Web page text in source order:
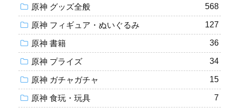
原神 グッズ全般 568
原神 フィギュア・ぬいぐるみ 127
原神 書籍 36
原神 プライズ 34
原神 ガチャガチャ 15
原神 食玩・玩具 7